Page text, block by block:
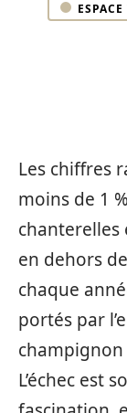
Les chiffres
moins de 1
en dehors
chaque
portés par
L’échec est